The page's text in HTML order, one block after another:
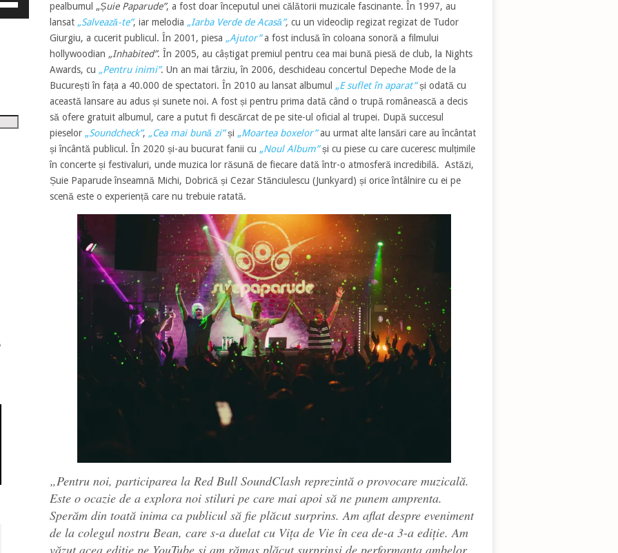
pealbumul „Șuie Paparude”, a fost doar începutul unei călătorii muzicale fascinante. În 1997, au
lansat „Salvează-te”, iar melodia „Iarba Verde de Acasă”, cu un videoclip regizat regizat de Tudor
Giurgiu, a cucerit publicul. În 2001, piesa „Ajutor”a fost inclusă în coloana sonoră a filmului
hollywoodian „Inhabited”. În 2005, au câștigat premiul pentru cea mai bună piesă de club, la Nights
Awards, cu „Pentru inimi”. Un an mai târziu, în 2006, deschideau concertul Depeche Mode de la
București în fața a 40.000 de spectatori. În 2010 au lansat albumul „E suflet în aparat”și odată cu
această lansare au adus și sunete noi. A fost și pentru prima dată când o trupă românească a decis
să ofere gratuit albumul, care a putut fi descărcat de pe site-ul oficial al trupei. După succesul
pieselor „Soundcheck”, „Cea mai bună zi”și „Moartea boxelor”au urmat alte lansări care au încântat
și încântă publicul. În 2020 și-au bucurat fanii cu „Noul Album” și cu piese cu care cuceresc mulțimile
în concerte și festivaluri, unde muzica lor răsună de fiecare dată într-o atmosferă incredibilă. Astăzi,
Șuie Paparude înseamnă Michi, Dobrică și Cezar Stănciulescu (Junkyard) și orice întâlnire cu ei pe
scenă este o experiență care nu trebuie ratată.
„Pentru noi, participarea la Red Bull SoundClash reprezintă o provocare muzicală.
Este o ocazie de a explora noi stiluri pe care mai apoi să ne punem amprenta.
Sperăm din toată inima ca publicul să fie plăcut surprins. Am aflat despre eveniment
de la colegul nostru Bean, care s-a duelat cu Vița de Vie în cea de-a 3-a ediție. Am
văzut acea ediție pe YouTube și am rămas plăcut surprinși de performanța ambelor